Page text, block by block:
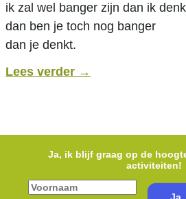
ik zal wel banger zijn dan ik denk
dan ben je toch nog banger
dan je denkt.
Lees verder →
Ja, ik blijf graag op de
activiteiten!